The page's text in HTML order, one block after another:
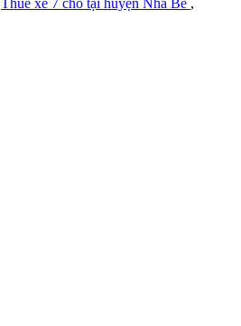
Thuê xe 7 chỗ tại huyện Nhà Bè ,